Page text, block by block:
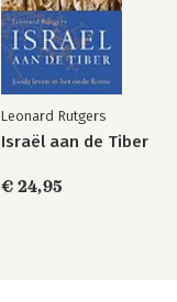
Leonard Rutgers
Israël aan de Tiber
€ 24,95